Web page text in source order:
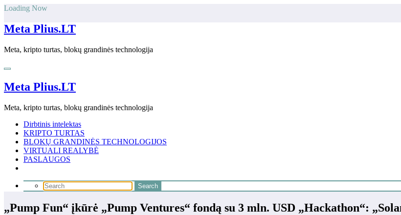
Skip
content
Loading Now
Meta Plius.LT
Meta, kripto turtas, blokų grandinės technologija
Meta Plius.LT
Meta, kripto turtas, blokų grandinės technologija
Dirbtinis intelektas
KRIPTO TURTAS
BLOKŲ GRANDINĖS TECHNOLOGIJOS
VIRTUALI REALYBĖ
PASLAUGOS
„Pump Fun“ įkūrė „Pump Ventures“ fondą su 3 mln. USD „Hackathon“: